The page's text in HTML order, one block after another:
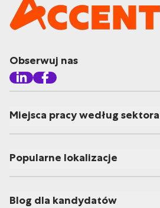
Obserwuj nas
Miejsca pracy według sektora
Popularne lokalizacje
Blog dla kandydatów